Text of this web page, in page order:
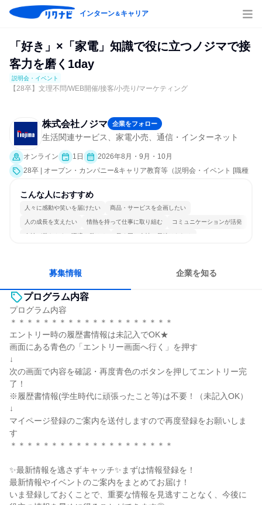
インターン＆キャリア
「好き」×「家電」知識で役に立つノジマで接
客力を磨く1day
説明会・イベント
【28卒】文理不問/WEB開催/接客/小売り/マーケティング
株式会社ノジマ 企業をフォロー
生活関連サービス、家電小売、通信・インターネット
オンライン 1日
2026年8月・9月・10月
28卒 | オープン・カンパニー&キャリア教育等（説明会・イベント [職種
こんな人におすすめ
人々に感動や笑いを届けたい 商品・サービスを企画したい
人の成長を支えたい 情熱を持って仕事に取り組む コミュニケーションが活発
女性が働きやすい環境で働ける 長く同じ会社に居続けられる
募集情報 企業を知る
プログラム内容
プログラム内容
＊＊＊＊＊＊＊＊＊＊＊＊＊＊＊＊＊＊＊＊
エントリー時の履歴書情報は未記入でOK★
画面にある青色の「エントリー画面へ行く」を押す
↓
次の画面で内容を確認・再度青色のボタンを押してエントリー完
了！
※履歴書情報(学生時代に頑張ったこと等)は不要！（未記入OK）
↓
マイページ登録のご案内を送付しますので再度登録をお願いしま
す
＊＊＊＊＊＊＊＊＊＊＊＊＊＊＊＊＊＊＊＊
✨最新情報を逃さずキャッチ✨まずは情報登録を！
最新情報やイベントのご案内をまとめてお届け！
いま登録しておくことで、重要な情報を見逃すことなく、今後に